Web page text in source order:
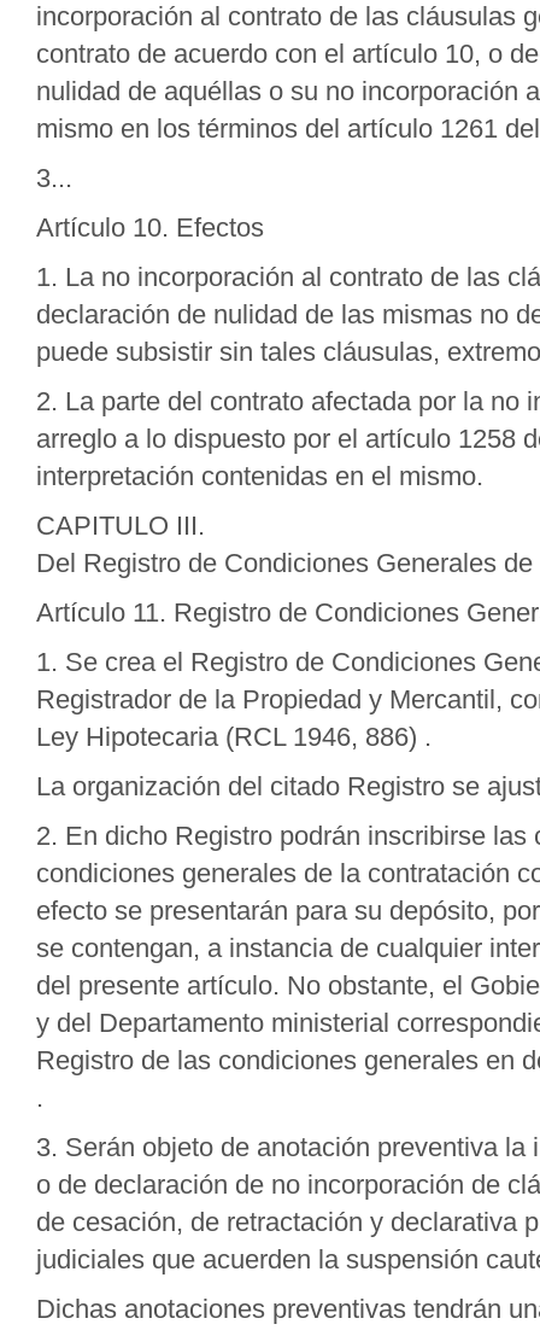
incorporación al contrato de las cláusulas
contrato de acuerdo con el artículo 10, o
nulidad de aquéllas o su no incorporación
mismo en los términos del artículo 1261
3...
Artículo 10. Efectos
1. La no incorporación al contrato de las
declaración de nulidad de las mismas no
puede subsistir sin tales cláusulas,
2. La parte del contrato afectada por la no
arreglo a lo dispuesto por el artículo 1258
interpretación contenidas en el mismo.
CAPITULO III.
Del Registro de Condiciones Generales
Artículo 11. Registro de Condiciones
1. Se crea el Registro de Condiciones
Registrador de la Propiedad y Mercantil,
Ley Hipotecaria (RCL 1946, 886) .
La organización del citado Registro se
2. En dicho Registro podrán inscribirse
condiciones generales de la contratación
efecto se presentarán para su depósito,
se contengan, a instancia de cualquier
del presente artículo. No obstante, el
y del Departamento ministerial
Registro de las condiciones generales en
.
3. Serán objeto de anotación preventiva
o de declaración de no incorporación de
de cesación, de retractación y declarativa
judiciales que acuerden la suspensión
Dichas anotaciones preventivas tendrán